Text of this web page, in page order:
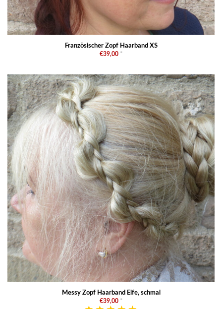
Französischer Zopf Haarband XS
€39,00 *
Messy Zopf Haarband Elfe, schmal
€39,00 *